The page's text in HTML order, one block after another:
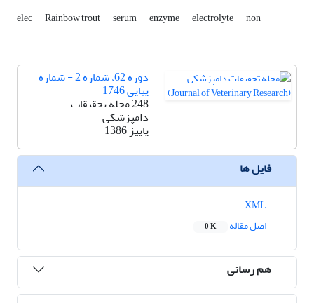
elec Rainbow trout serum enzyme electrolyte non
دوره 62، شماره 2 - شماره
پیاپی 1746
248 مجله تحقیقات
دامپزشکی
پاییز 1386
فایل ها
اصل مقاله
0 K
هم رسانی